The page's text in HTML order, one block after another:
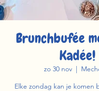
Brunchbufée
Kadée!
zo 30 nov
  |
Elke zondag kan je komen